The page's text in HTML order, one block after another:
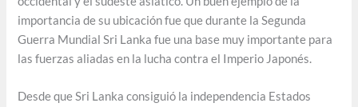
importancia de su ubicación fue que durante la Segunda
Guerra Mundial Sri Lanka fue una base muy importante para
las fuerzas aliadas en la lucha contra el Imperio Japonés.
Desde que Sri Lanka consiguió la independencia Estados